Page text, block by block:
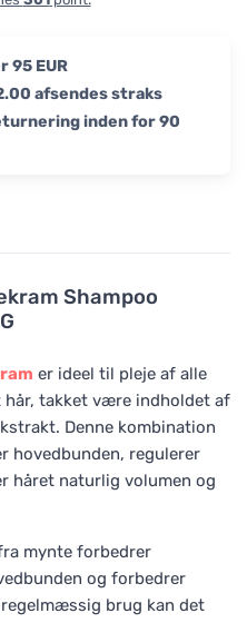
Shampoo
er ideel til pleje af alle
takket være indholdet af
Denne kombination
hovedbunden, regulerer
håret naturlig volumen og
mynte forbedrer
og forbedrer
brug kan det
95 EUR
afsendes straks
inden for 90